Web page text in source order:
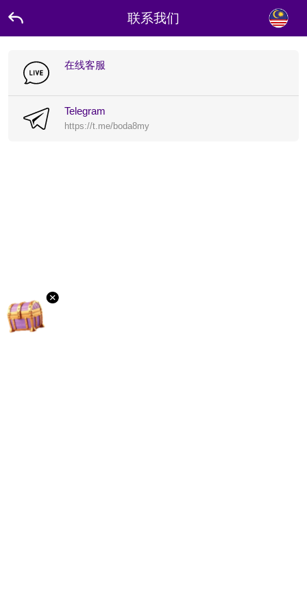
联系我们
在线客服
Telegram
https://t.me/boda8my